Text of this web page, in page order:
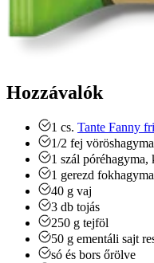
Hozzávalók
1 cs. Tante Fanny
1/2 fej
1 szál póréhagyma,
1 gerezd
40 g vaj
3 db tojás
250 g tejföl
50 g ementáli sajt
só és bors őrölve